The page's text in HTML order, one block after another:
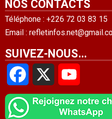
NOS CONTACTS
Téléphone : +226 72 03 83 15
Email :
SUIVEZ-NOUS…
Facebook